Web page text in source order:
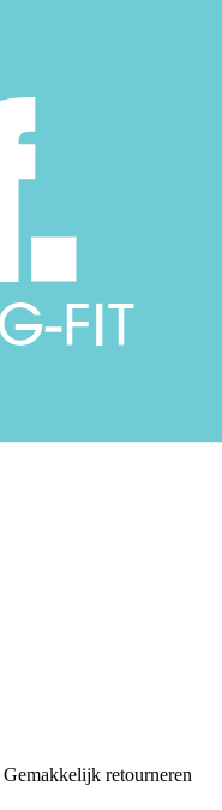
Gemakkelijk retourneren